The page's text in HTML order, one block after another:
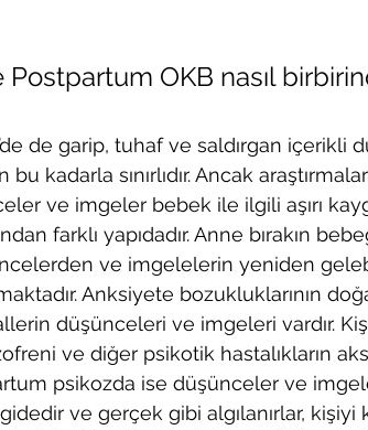
OKB nasıl
de garip, tuhaf ve saldırgan içerikli
kadarla sınırlıdır. Ancak
ve imgeler bebek ile ilgili aşırı
farklı yapıdadır. Anne bırakın
ve imgelelerin yeniden
Anksiyete bozukluklarının
düşünceleri ve imgeleri vardır.
ve diğer psikotik hastalıkların
psikozda ise düşünceler ve
ve gerçek gibi algılanırlar, kişiyi